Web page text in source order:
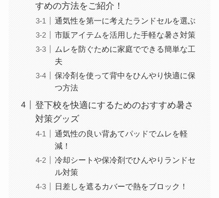
すめの方法をご紹介！
通気性を第一に考えたランドセルを選ぶ
市販アイテムを活用した手軽な暑さ対策
ムレを防ぐために家庭でできる簡単な工
夫
保冷剤を使って背中をひんやり快適に保
つ方法
登下校を快適にするためのおすすめ暑さ
対策グッズ
通気性の良い背あてパッドでムレを軽
減！
冷却シートや保冷剤でひんやりランドセ
ル対策
日差しを遮るカバーで熱をブロック！